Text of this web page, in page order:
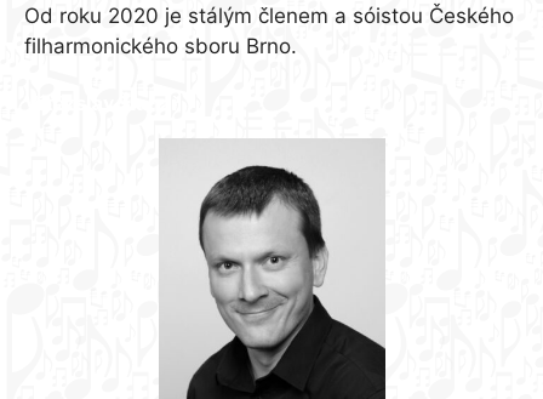
Od roku 2020 je stálým členem a sóistou Českého
filharmonického sboru Brno.